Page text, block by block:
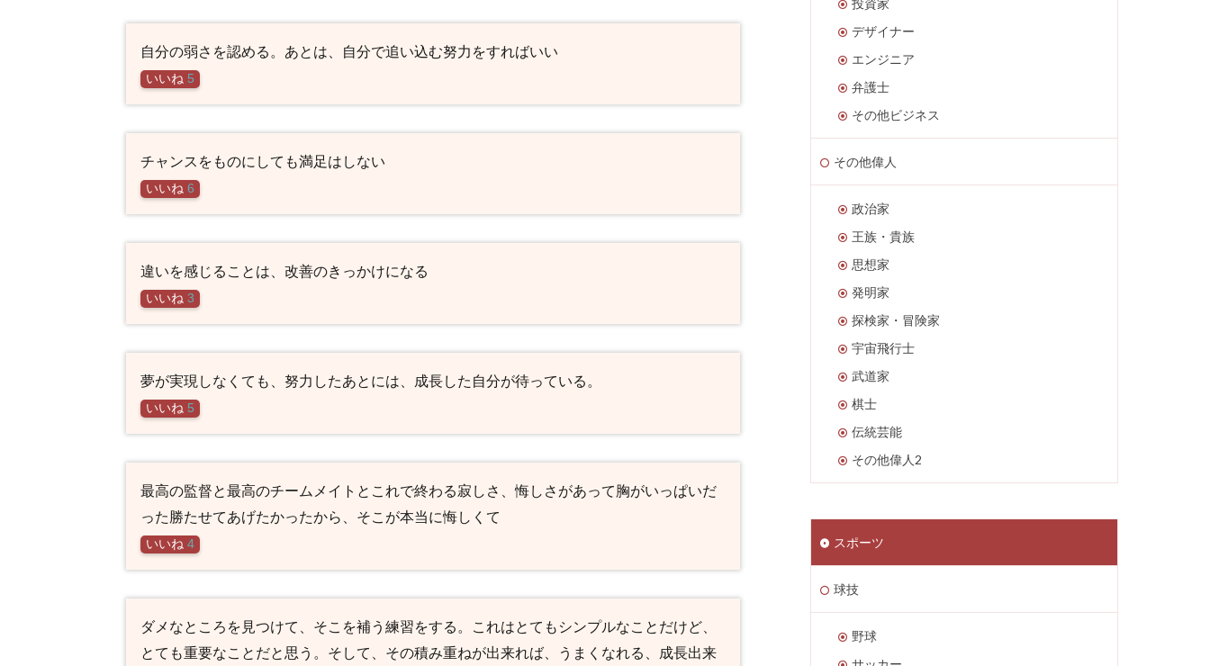
自分の弱さを認める。あとは、自分で追い込む努力をすればいい
いいね 5
チャンスをものにしても満足はしない
いいね 6
違いを感じることは、改善のきっかけになる
いいね 3
夢が実現しなくても、努力したあとには、成長した自分が待っている。
いいね 5
最高の監督と最高のチームメイトとこれで終わる寂しさ、悔しさがあって胸がいっぱいだ
った勝たせてあげたかったから、そこが本当に悔しくて
いいね 4
ダメなところを見つけて、そこを補う練習をする。これはとてもシンプルなことだけど、
とても重要なことだと思う。そして、その積み重ねが出来れば、うまくなれる、成長出来
投資家
デザイナー
エンジニア
弁護士
その他ビジネス
その他偉人
政治家
王族・貴族
思想家
発明家
探検家・冒険家
宇宙飛行士
武道家
棋士
伝統芸能
その他偉人2
スポーツ
球技
野球